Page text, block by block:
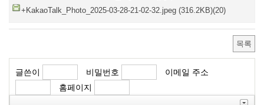
+KakaoTalk_Photo_2025-03-28-21-02-32.jpeg (316.2KB)(20)
목록
글쓴이 비밀번호
이메일 주소
홈페이지